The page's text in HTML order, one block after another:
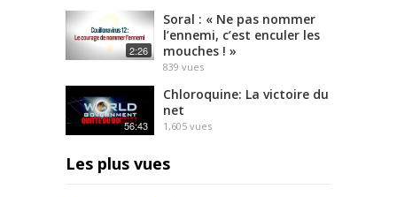
2:26
Soral : « Ne pas nommer
l’ennemi, c’est enculer les
mouches ! »
839 vues
56:43
Chloroquine: La victoire du
net
1,605 vues
Les plus vues